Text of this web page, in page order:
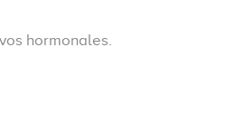
hormonales.